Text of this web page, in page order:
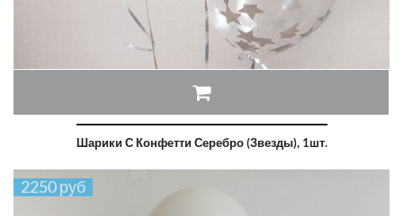
Шарики С Конфетти Серебро (звезды), 1шт.
2250 руб